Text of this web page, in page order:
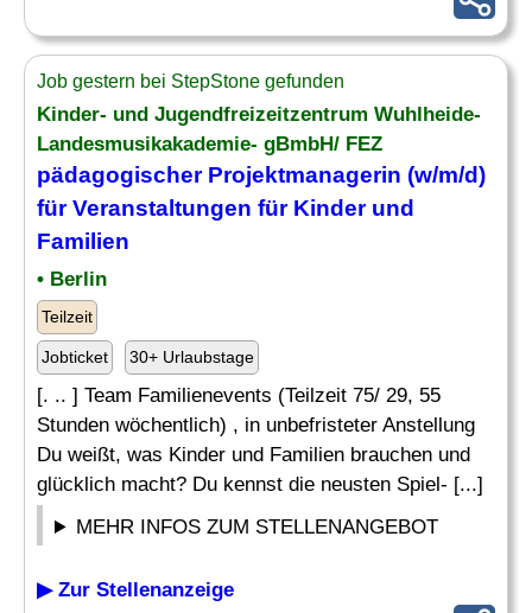
Job gestern bei StepStone gefunden
Kinder- und Jugendfreizeitzentrum Wuhlheide-
Landesmusikakademie- gBmbH/ FEZ
pädagogischer Projektmanagerin (w/m/d)
für Veranstaltungen für Kinder und
Familien
• Berlin
Teilzeit
Jobticket 30+ Urlaubstage
[. .. ] Team Familienevents (Teilzeit 75/ 29, 55
Stunden wöchentlich) , in unbefristeter Anstellung
Du weißt, was Kinder und Familien brauchen und
glücklich macht? Du kennst die neusten Spiel- [...]
MEHR INFOS ZUM STELLENANGEBOT
▶ Zur Stellenanzeige